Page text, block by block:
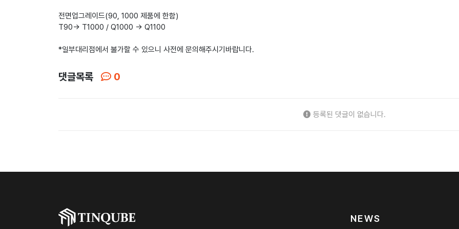
전면업그레이드(90, 1000 제품에 한함)
T90-> T1000 / Q1000 -> Q1100
*일부대리점에서 불가할 수 있으니 사전에 문의해주시기바랍니다.
댓글목록 0
등록된 댓글이 없습니다.
NEWS